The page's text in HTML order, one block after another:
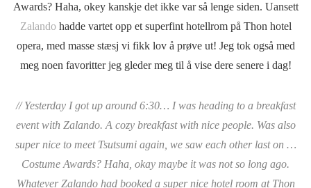
Awards? Haha, okey kanskje det ikke var så lenge siden. Uansett
Zalando hadde vartet opp et superfint hotellrom på Thon hotel
opera, med masse stæsj vi fikk lov å prøve ut! Jeg tok også med
meg noen favoritter jeg gleder meg til å vise dere senere i dag!
// Yesterday I got up around 6:30… I was heading to a breakfast
event with Zalando. A cozy breakfast with nice people. Was also
super nice to meet Tsutsumi again, we saw each other last on …
Costume Awards? Haha, okay maybe it was not so long ago.
Whatever Zalando had booked a super nice hotel room at Thon